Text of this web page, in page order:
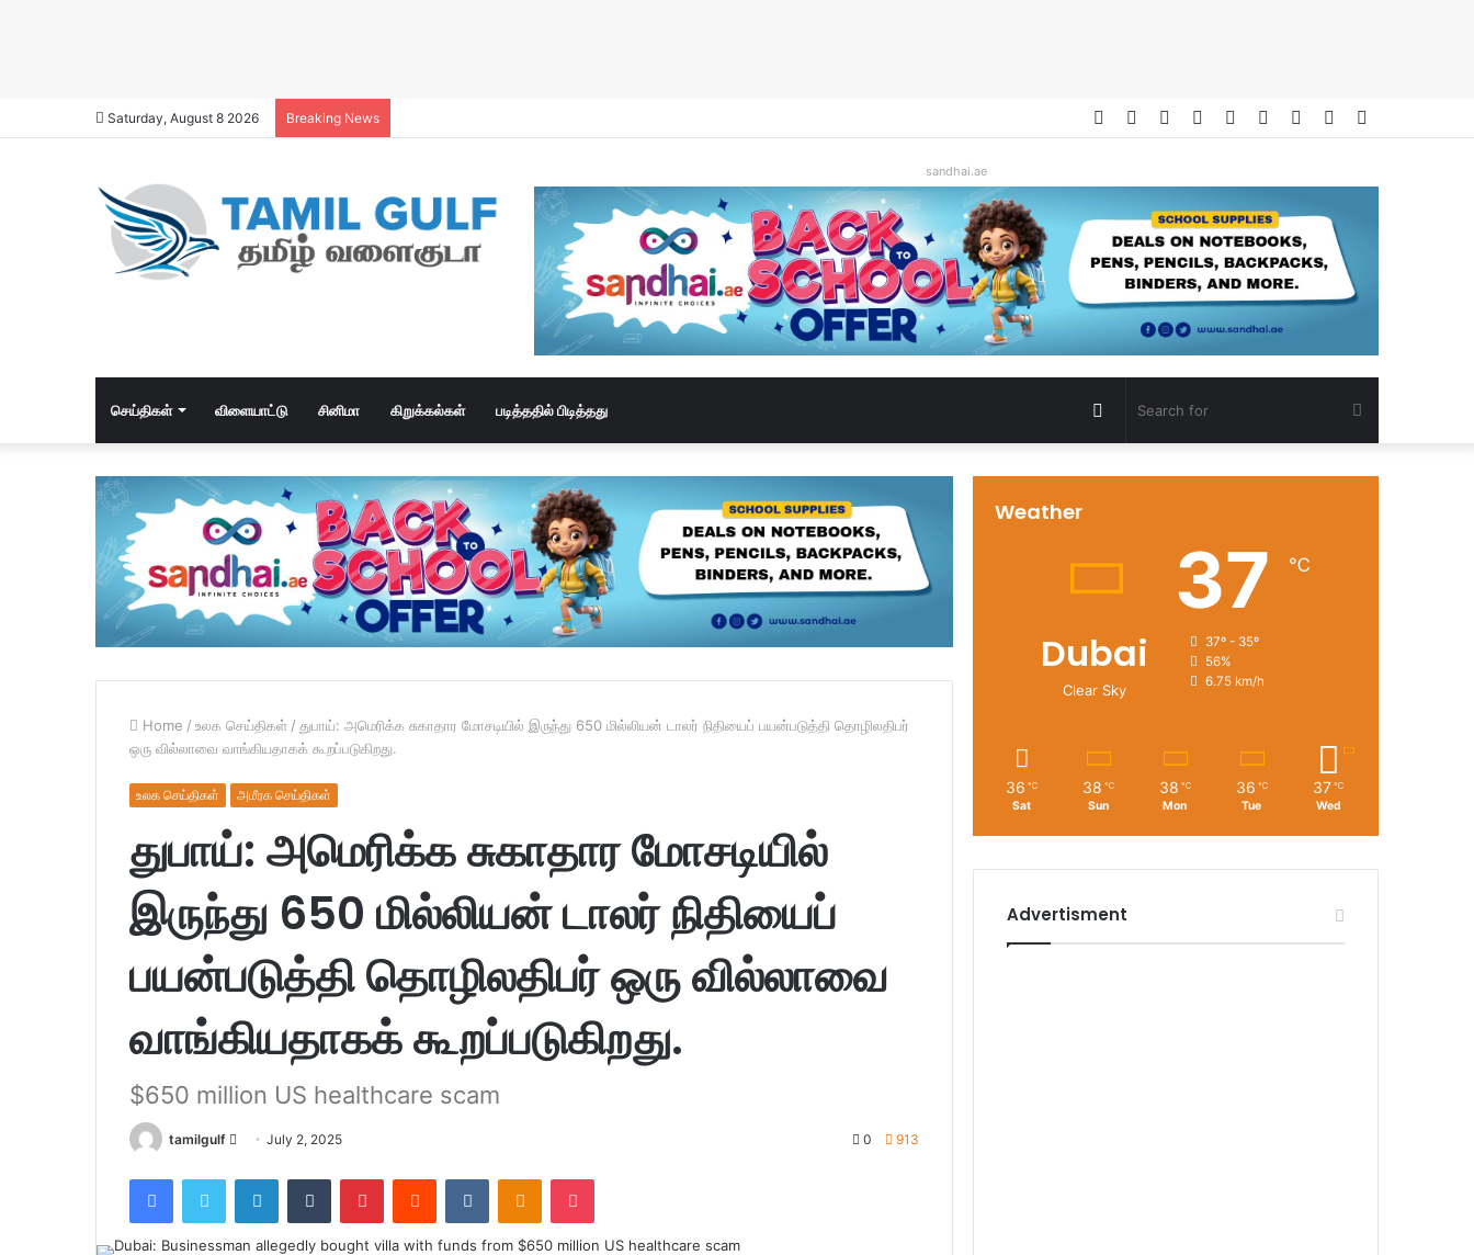
Saturday, August 8 2026 Breaking News
Random
Log
RSS
Telegram
Instagram
YouTube
Twitter
Facebook
sandhai.ae
செய்திகள் விளையாட்டு சினிமா கிறுக்கல்கள் படித்ததில் பிடித்தது
for
Random
Article
Home / உலக செய்திகள் / துபாய்: அமெரிக்க சுகாதார மோசடியில் இருந்து 650 மில்லியன் டாலர் நிதியைப் பயன்படுத்தி தொழிலதிபர்
ஒரு வில்லாவை வாங்கியதாகக் கூறப்படுகிறது.
உலக செய்திகள் அமீரக செய்திகள்
துபாய்: அமெரிக்க சுகாதார மோசடியில்
இருந்து 650 மில்லியன் டாலர் நிதியைப்
பயன்படுத்தி தொழிலதிபர் ஒரு வில்லாவை
வாங்கியதாகக் கூறப்படுகிறது.
$650 million US healthcare scam
tamilgulf
a
July 2, 2025 0 913
Weather
Dubai
Clear Sky
37 ℃
37º - 35º
56%
6.75 km/h
36 ℃
Sat
38 ℃
Sun
38 ℃
Mon
36 ℃
Tue
37 ℃
Wed
Advertisment